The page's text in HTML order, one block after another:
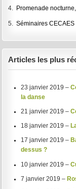
4. Promenade
5.Séminaires
Articles les plus
23 janvier 2019 –
la danse
21 janvier 2019 –
18 janvier 2019 –
17 janvier 2019 –
dessus ?
10 janvier 2019 –
7 janvier 2019 –